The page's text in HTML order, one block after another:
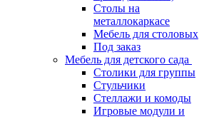
Столы на
металлокаркасе
Мебель для столовых
Под заказ
Мебель для детского сада
Столики для группы
Стульчики
Стеллажи и комоды
Игровые модули и